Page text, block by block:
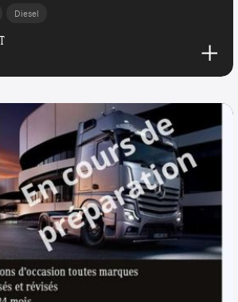
Diesel